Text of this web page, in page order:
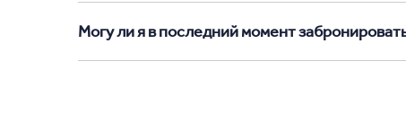
Могу ли я в последний момент